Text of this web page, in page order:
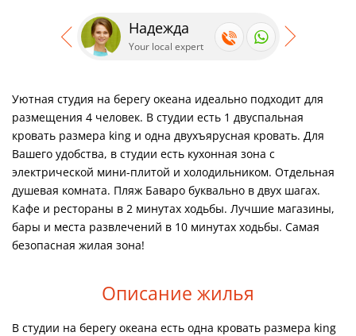
Надежда
Your local expert
Уютная студия на берегу океана идеально подходит для
размещения 4 человек. В студии есть 1 двуспальная
кровать размера king и одна двухъярусная кровать. Для
Вашего удобства, в студии есть кухонная зона с
электрической мини-плитой и холодильником. Отдельная
душевая комната. Пляж Баваро буквально в двух шагах.
Кафе и рестораны в 2 минутах ходьбы. Лучшие магазины,
бары и места развлечений в 10 минутах ходьбы. Самая
безопасная жилая зона!
Описание жилья
В студии на берегу океана есть одна кровать размера king